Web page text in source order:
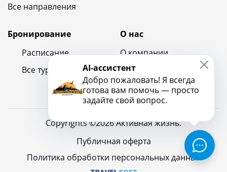
Все направления
Бронирование
Расписание
Все туры
О нас
О компании
Контакты
Новости и блог
Copyrights ©2026 Активная жизнь.
Публичная оферта
Политика обработки персональных данных
AI-ассистент
Добро пожаловать! Я всегда
готова вам помочь — просто
задайте свой вопрос.